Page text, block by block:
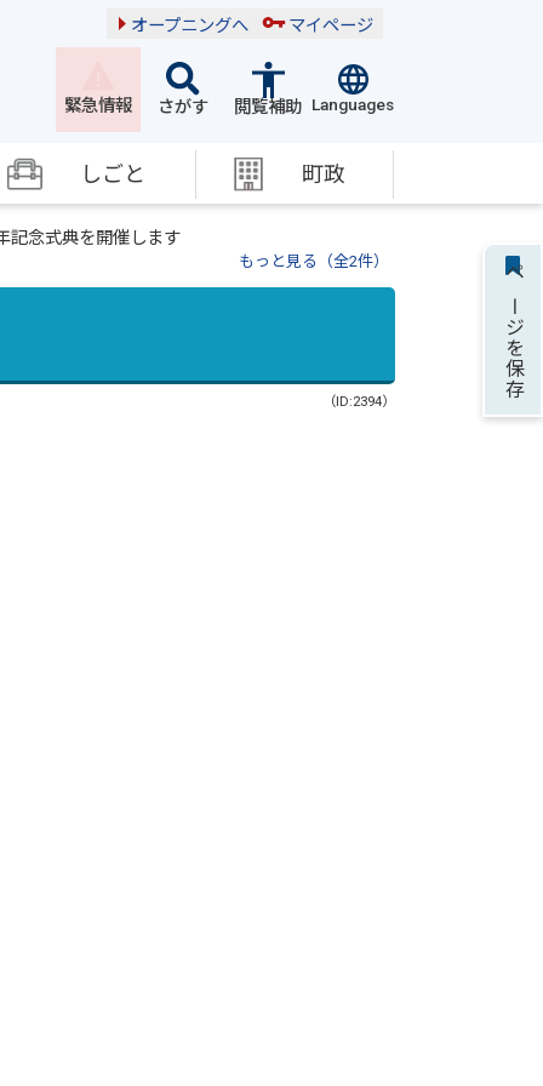
オープニングへ マイページ
緊急情報 さがす 閲覧補助 Languages
しごと 町政
記念式典を開催します
もっと見る（全2件）
（ID:2394）
ページを保存